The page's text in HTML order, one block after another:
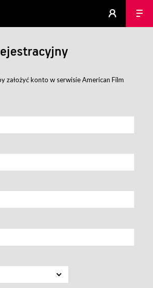
założyć konto w serwisie American Film